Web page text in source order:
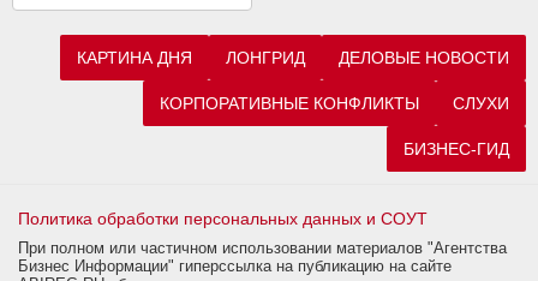
КАРТИНА ДНЯ ЛОНГРИД ДЕЛОВЫЕ НОВОСТИ
КОРПОРАТИВНЫЕ КОНФЛИКТЫ СЛУХИ
БИЗНЕС-ГИД
Политика обработки персональных данных и СОУТ
При полном или частичном использовании материалов "Агентства
Бизнес Информации" гиперссылка на публикацию на сайте